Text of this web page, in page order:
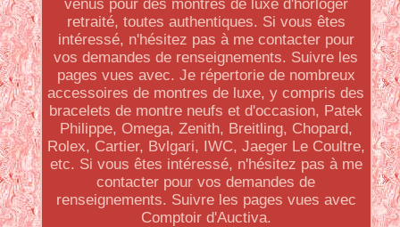
venus pour des montres de luxe d'horloger
retraité, toutes authentiques. Si vous êtes
intéressé, n'hésitez pas à me contacter pour
vos demandes de renseignements. Suivre les
pages vues avec. Je répertorie de nombreux
accessoires de montres de luxe, y compris des
bracelets de montre neufs et d'occasion, Patek
Philippe, Omega, Zenith, Breitling, Chopard,
Rolex, Cartier, Bvlgari, IWC, Jaeger Le Coultre,
etc. Si vous êtes intéressé, n'hésitez pas à me
contacter pour vos demandes de
renseignements. Suivre les pages vues avec
Comptoir d'Auctiva.